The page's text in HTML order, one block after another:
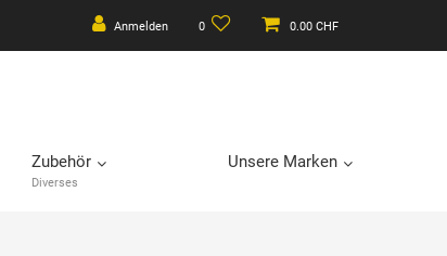
Anmelden 0 0.00 CHF
Zubehör
Diverses
Unsere Marken